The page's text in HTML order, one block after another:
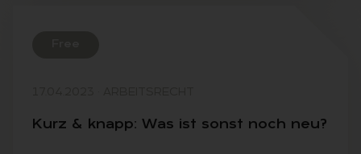
Kurz & knapp: Was ist sonst noch neu?